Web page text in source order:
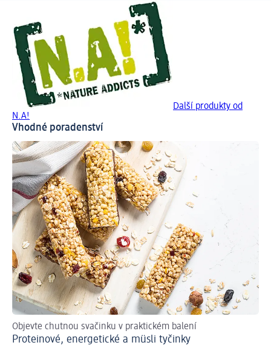
Další produkty od
N.A!
Vhodné poradenství
Objevte chutnou svačinku v praktickém balení
Proteinové, energetické a müsli tyčinky